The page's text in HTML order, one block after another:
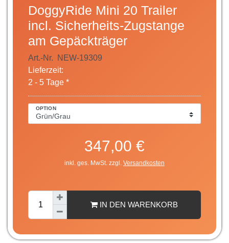
DoggyRide Mini 20 Trailer
incl. Sicherheits-Zugstange
am Gepäckträger
Art.-Nr.
NEW-19309
Lieferzeit:
2 - 5 Tage *
OPTION
347,00 €
inkl. ges. MwSt. zzgl. Versandkosten
IN DEN WARENKORB